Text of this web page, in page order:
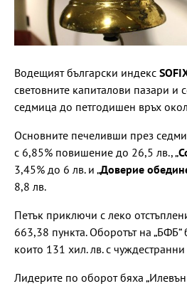
Водещият български индекс
световните капиталови пазари и
седмица до петгодишен връх
Основните печеливши през
с 6,85% повишение до 26,5 лв., „
3,45% до 6 лв. и „Доверие
8,8 лв.
Петък приключи с леко
663,38 пункта. Оборотът на
които 131 хил. лв. с
Лидерите по оборот бяха „Илевън